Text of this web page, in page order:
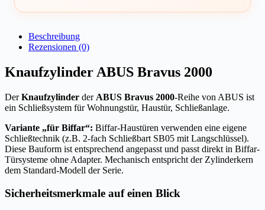
Beschreibung
Rezensionen (0)
Knaufzylinder ABUS Bravus 2000
DerKnaufzylinder der ABUS Bravus 2000-Reihe von ABUS ist
ein Schließsystem für Wohnungstür, Haustür, Schließanlage.
Variante „für Biffar“: Biffar-Haustüren verwenden eine eigene
Schließtechnik (z.B. 2-fach Schließbart SB05 mit Langschlüssel).
Diese Bauform ist entsprechend angepasst und passt direkt in Biffar-
Türsysteme ohne Adapter. Mechanisch entspricht der Zylinderkern
dem Standard-Modell der Serie.
Sicherheitsmerkmale auf einen Blick